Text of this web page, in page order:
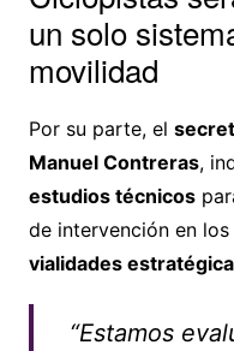
un solo
movilidad
Por su parte, el
Manuel Contreras,
estudios técnicos
de intervención en los
vialidades
“Estamos